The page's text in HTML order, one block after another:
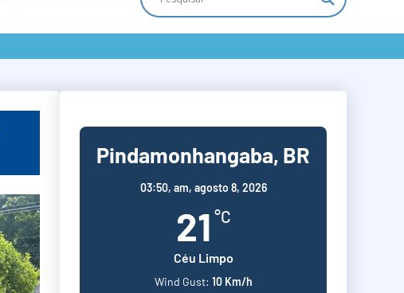
Pindamonhangaba, BR
03:50, am, agosto 8, 2026
21 °C
Céu Limpo
Wind Gust: 10 Km/h